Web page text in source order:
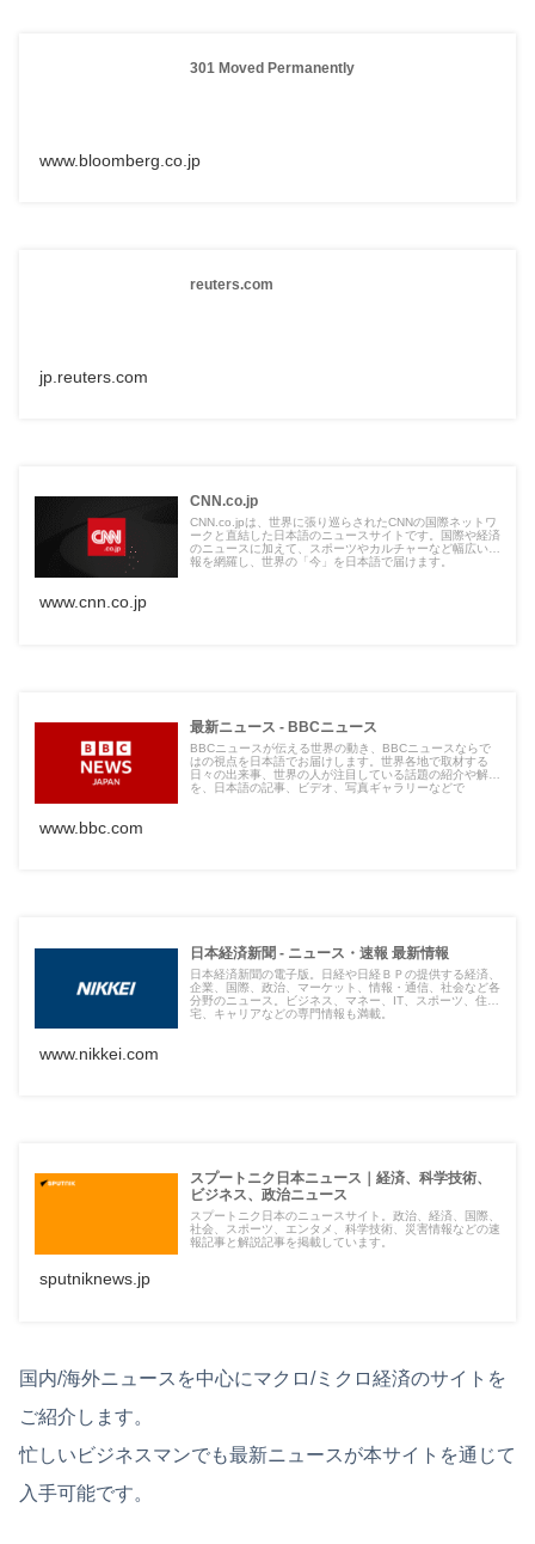
301 Moved Permanently
www.bloomberg.co.jp
reuters.com
jp.reuters.com
CNN.co.jp
CNN.co.jpは、世界に張り巡らされたCNNの国際ネットワ
ークと直結した日本語のニュースサイトです。国際や経済
のニュースに加えて、スポーツやカルチャーなど幅広い情
報を網羅し、世界の「今」を日本語で届けます。
www.cnn.co.jp
最新ニュース - BBCニュース
BBCニュースが伝える世界の動き、BBCニュースならで
はの視点を日本語でお届けします。世界各地で取材する
日々の出来事、世界の人が注目している話題の紹介や解説
を、日本語の記事、ビデオ、写真ギャラリーなどで
www.bbc.com
日本経済新聞 - ニュース・速報 最新情報
日本経済新聞の電子版。日経や日経ＢＰの提供する経済、
企業、国際、政治、マーケット、情報・通信、社会など各
分野のニュース。ビジネス、マネー、IT、スポーツ、住
宅、キャリアなどの専門情報も満載。
www.nikkei.com
スプートニク日本ニュース｜経済、科学技術、
ビジネス、政治ニュース
スプートニク日本のニュースサイト。政治、経済、国際、
社会、スポーツ、エンタメ、科学技術、災害情報などの速
報記事と解説記事を掲載しています。
sputniknews.jp
国内/海外ニュースを中心にマクロ/ミクロ経済のサイトを
ご紹介します。
忙しいビジネスマンでも最新ニュースが本サイトを通じて
入手可能です。